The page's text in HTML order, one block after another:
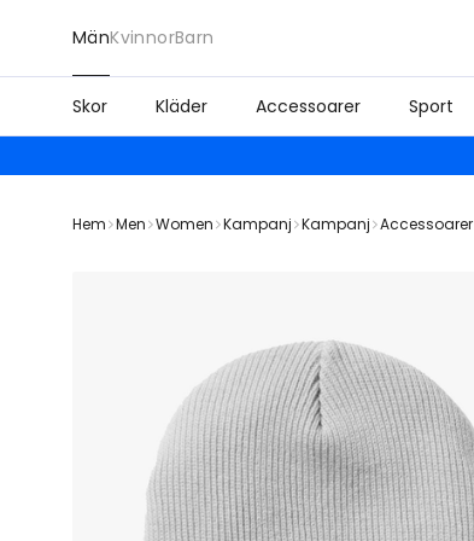
MänKvinnorBarn
Skor Kläder Accessoarer Sport
Hem Men Women Kampanj Kampanj Accessoarer